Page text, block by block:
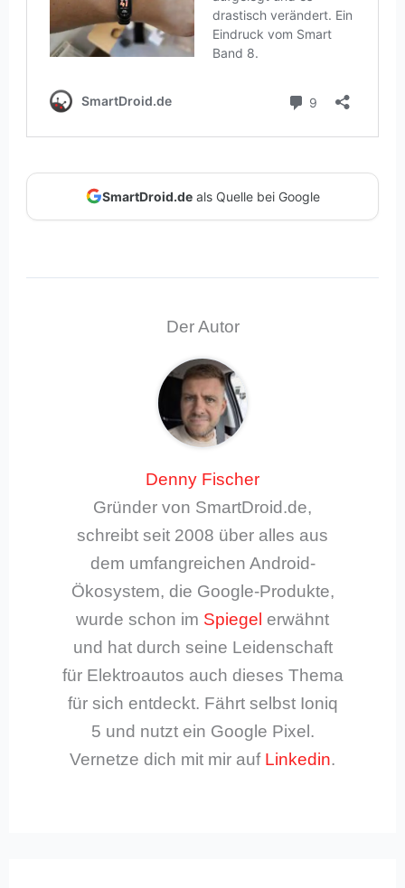
SmartDroid.deals Quelle bei Google
Der Autor
Denny Fischer
Gründer von SmartDroid.de,
schreibt seit 2008 über alles aus
dem umfangreichen Android-
Ökosystem, die Google-Produkte,
wurde schon im Spiegel erwähnt
und hat durch seine Leidenschaft
für Elektroautos auch dieses Thema
für sich entdeckt. Fährt selbst Ioniq
5 und nutzt ein Google Pixel.
Vernetze dich mit mir auf Linkedin.